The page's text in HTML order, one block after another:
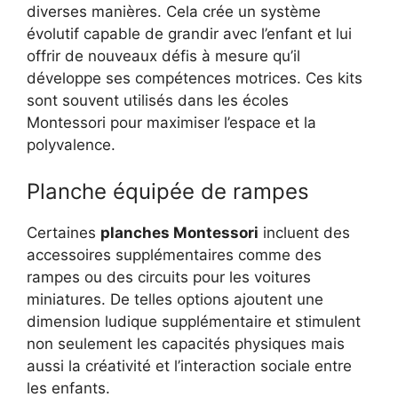
diverses manières. Cela crée un système
évolutif capable de grandir avec l’enfant et lui
offrir de nouveaux défis à mesure qu’il
développe ses compétences motrices. Ces kits
sont souvent utilisés dans les écoles
Montessori pour maximiser l’espace et la
polyvalence.
Planche équipée de rampes
Certaines planches Montessori incluent des
accessoires supplémentaires comme des
rampes ou des circuits pour les voitures
miniatures. De telles options ajoutent une
dimension ludique supplémentaire et stimulent
non seulement les capacités physiques mais
aussi la créativité et l’interaction sociale entre
les enfants.